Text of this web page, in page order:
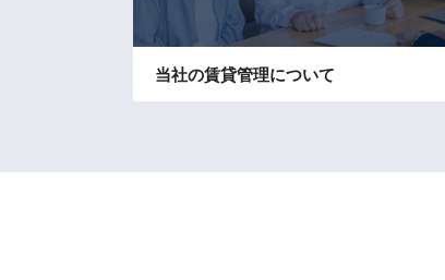
当社の賃貸管理について